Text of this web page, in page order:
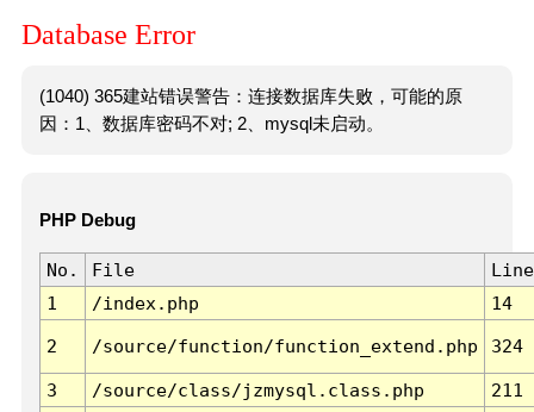
Database Error
(1040) 365建站错误警告：连接数据库失败，可能的原
因：1、数据库密码不对; 2、mysql未启动。
PHP Debug
No. File
Line
1
/index.php 14
2 /source/function/function_extend.php 324
3 /source/class/jzmysql.class.php
211